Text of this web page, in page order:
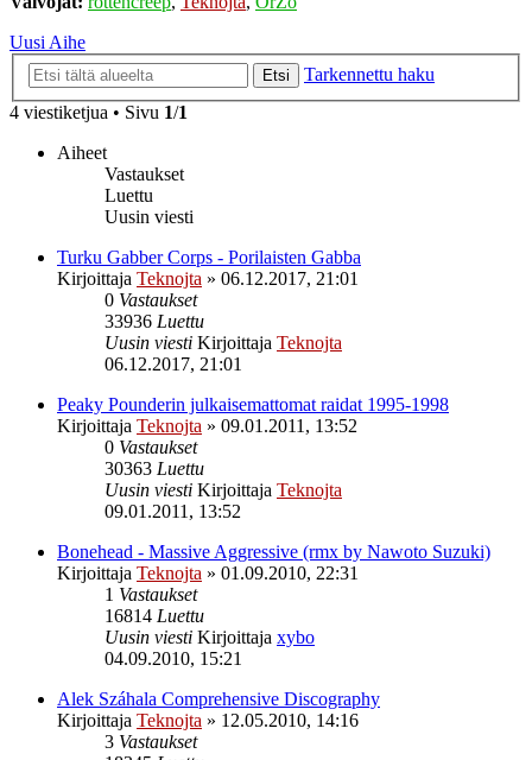
Uusi Aihe
Etsi
Tarkennettu haku
4 viestiketjua • Sivu 1/1
Aiheet
Vastaukset
Luettu
Uusin viesti
Turku Gabber Corps - Porilaisten Gabba
Kirjoittaja Teknojta » 06.12.2017, 21:01
0 Vastaukset
33936 Luettu
Uusin viesti Kirjoittaja Teknojta
06.12.2017, 21:01
Peaky Pounderin julkaisemattomat raidat 1995-1998
Kirjoittaja Teknojta » 09.01.2011, 13:52
0 Vastaukset
30363 Luettu
Uusin viesti Kirjoittaja Teknojta
09.01.2011, 13:52
Bonehead - Massive Aggressive (rmx by Nawoto Suzuki)
Kirjoittaja Teknojta » 01.09.2010, 22:31
1 Vastaukset
16814 Luettu
Uusin viesti Kirjoittaja xybo
04.09.2010, 15:21
Alek Száhala Comprehensive Discography
Kirjoittaja Teknojta » 12.05.2010, 14:16
3 Vastaukset